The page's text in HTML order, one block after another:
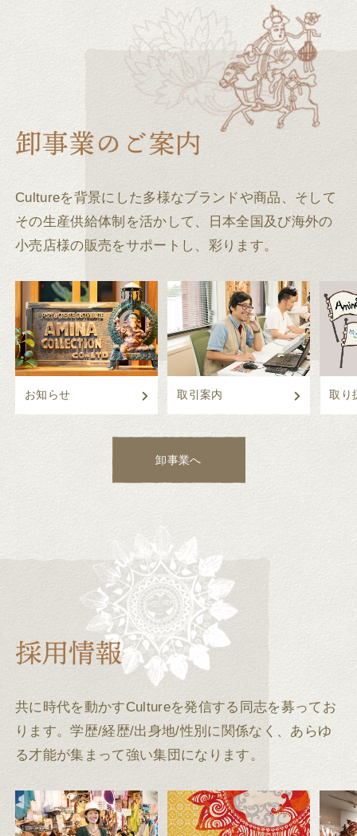
Cultureを背景にした多様なブランドや商品、そして
その生産供給体制を活かして、
日本全国及び海外の
小売店様の販売をサポートし、彩ります。
お知らせ 取引案内 取り
卸事業へ
共に時代を動かすCultureを発信する同志を募ってお
ります。学歴/経歴/出身地/性別に関係なく、あらゆ
る才能が集まって強い集団になります。